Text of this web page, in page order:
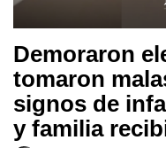
Demoraron
tomaron
signos de
y familia